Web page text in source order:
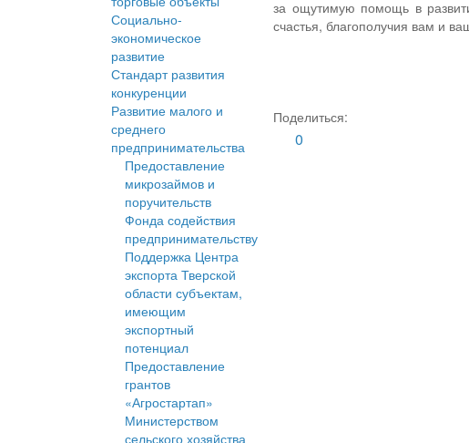
Социально-
экономическое
развитие
Стандарт развития
конкуренции
Развитие малого и
среднего
предпринимательства
Предоставление
микрозаймов и
поручительств
Фонда содействия
предпринимательству
Поддержка Центра
экспорта Тверской
области субъектам,
имеющим
экспортный
потенциал
Предоставление
грантов
«Агростартап»
Министерством
сельского хозяйства
за ощутимую помощь в
счастья, благополучия вам и
Поделиться:
0